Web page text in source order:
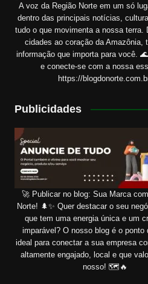
A voz da Região Norte em um só
dentro das principais notícias,
tudo o que movimenta a nossa terra.
cidades ao coração da Amazônia,
informação que importa para você.
e conecte-se com a nossa
https://
Publicidades
🚀 Publicar no blog: Sua Marca
Norte! 🌲✨ Quer destacar o seu
que tem uma energia única e um
imparável? O nosso blog é o ponto
ideal para conectar a sua empresa
altamente engajado, local e que
nosso! 🗺️🔥